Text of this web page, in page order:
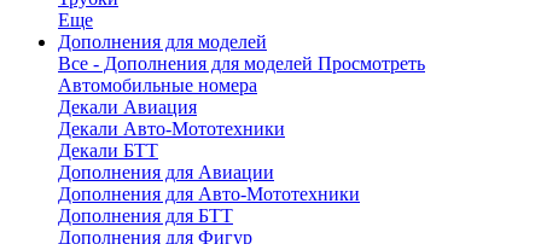
Еще
Дополнения для моделей
Все - Дополнения для моделей Просмотреть
Автомобильные номера
Декали Авиация
Декали Авто-Мототехники
Декали БТТ
Дополнения для Авиации
Дополнения для Авто-Мототехники
Дополнения для БТТ
Дополнения для Фигур